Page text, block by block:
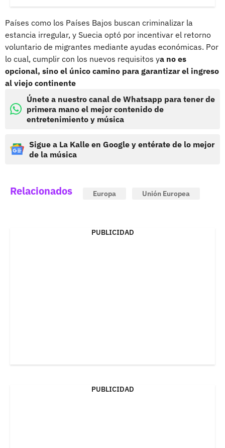
Países como los Países Bajos buscan criminalizar la
estancia irregular, y Suecia optó por incentivar el retorno
voluntario de migrantes mediante ayudas económicas. Por
lo cual, cumplir con los nuevos requisitos ya no es
opcional, sino el único camino para garantizar el ingreso
al viejo continente
Únete a nuestro canal de Whatsapp para tener de
primera mano el mejor contenido de
entretenimiento y música
Sigue a La Kalle en Google y entérate de lo mejor
de la música
Relacionados Europa Unión Europea
PUBLICIDAD
PUBLICIDAD